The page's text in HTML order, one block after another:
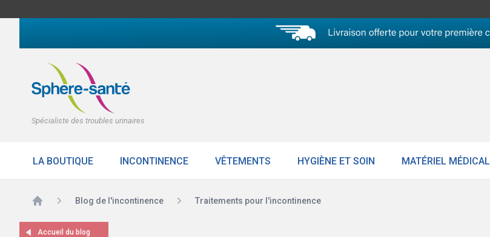
Spécialiste des troubles urinaires
LA BOUTIQUE INCONTINENCE VÊTEMENTS HYGIÈNE ET SOIN MATÉRIEL MÉDICAL
Accueil Blog de l'incontinence Traitements pour l'incontinence
Accueil du blog